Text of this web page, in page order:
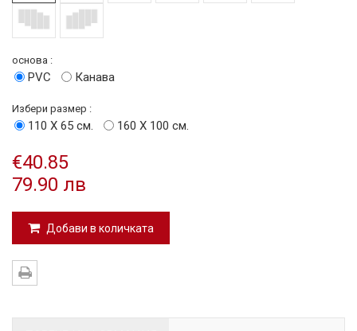
основа :
PVC Канава
Избери размер :
110 Х 65 см. 160 Х 100 см.
€40.85
79.90 лв
Добави в количката